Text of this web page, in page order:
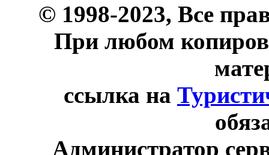
© 1998-2023, Все
При любом
ссылка на
Администратор